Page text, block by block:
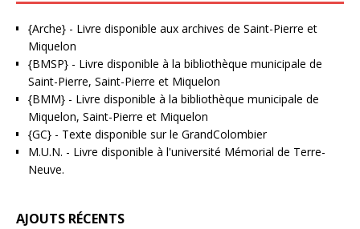
{Arche} - Livre disponible aux archives de Saint-Pierre et
Miquelon
{BMSP} - Livre disponible à la bibliothèque municipale de
Saint-Pierre, Saint-Pierre et Miquelon
{BMM} - Livre disponible à la bibliothèque municipale de
Miquelon, Saint-Pierre et Miquelon
{GC} - Texte disponible sur le GrandColombier
M.U.N. - Livre disponible à l'université Mémorial de Terre-
Neuve.
AJOUTS RÉCENTS